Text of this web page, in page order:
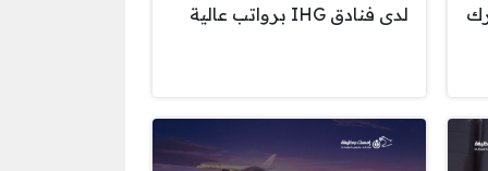
لدى فنادق IHG برواتب عالية